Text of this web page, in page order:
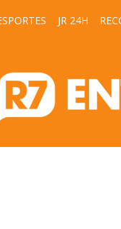
JR 24H